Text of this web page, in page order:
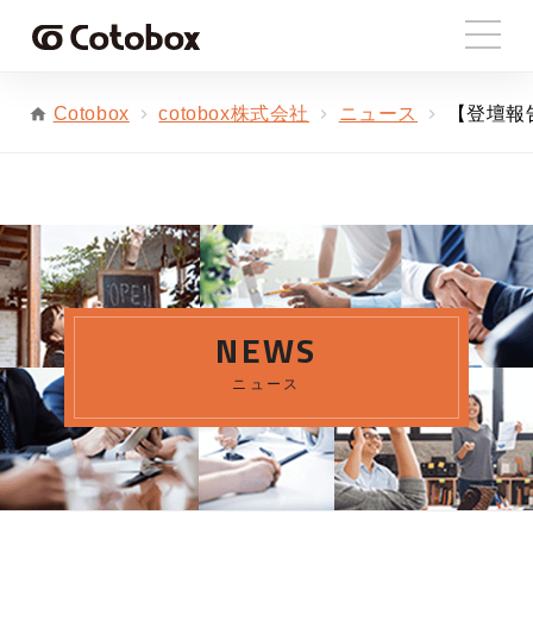
Cotobox cotobox株式会社 ニュース 【登壇
NEWS
ニュース